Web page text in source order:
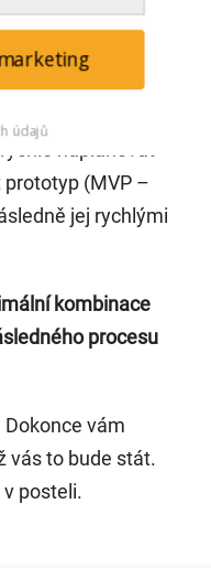
prototyp (MVP –
jej rychlými
kombinace
procesu
vám
vás to bude stát.
posteli.
údajů